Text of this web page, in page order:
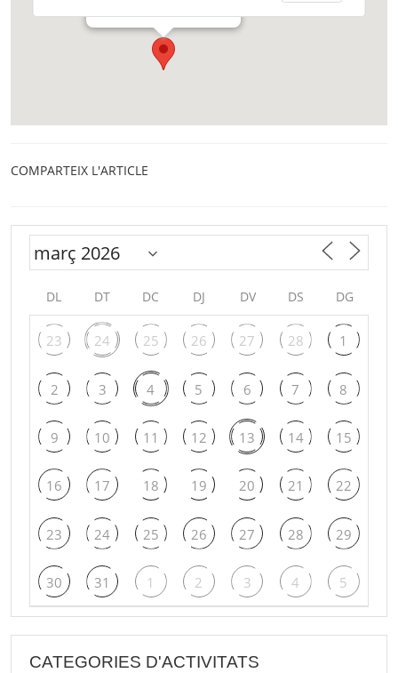
COMPARTEIX L'ARTICLE
DL DT DC DJ DV DS DG
23 24 25 26 27 28 1
2 3 4 5 6 7 8
9 10 11 12 13 14 15
16 17 18 19 20 21 22
23 24 25 26 27 28 29
30 31 1 2 3 4 5
CATEGORIES D'ACTIVITATS